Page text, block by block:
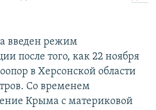
введен режим
после того, как 22 ноября
в Херсонской области
Со временем
Крыма с материковой